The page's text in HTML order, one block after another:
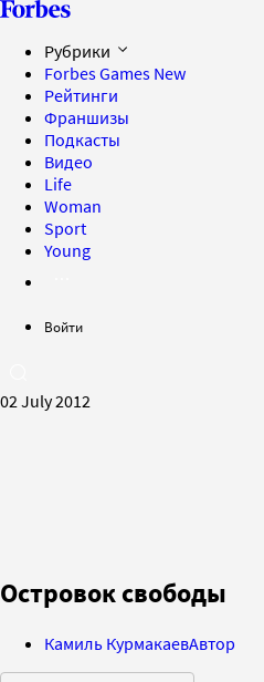
Рубрики
Forbes Games New
Рейтинги
Франшизы
Подкасты
Видео
Life
Woman
Sport
Young
Войти
02 July 2012
Островок свободы
Камиль КурмакаевАвтор